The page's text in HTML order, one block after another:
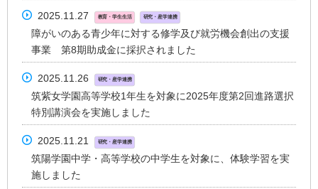
2025.11.27 教育・学生生活 研究・産学連携
障がいのある青少年に対する修学及び就労機会創出の支援
事業 第8期助成金に採択されました
2025.11.26 研究・産学連携
筑紫女学園高等学校1年生を対象に2025年度第2回進路選択
特別講演会を実施しました
2025.11.21 研究・産学連携
筑陽学園中学・高等学校の中学生を対象に、体験学習を実
施しました